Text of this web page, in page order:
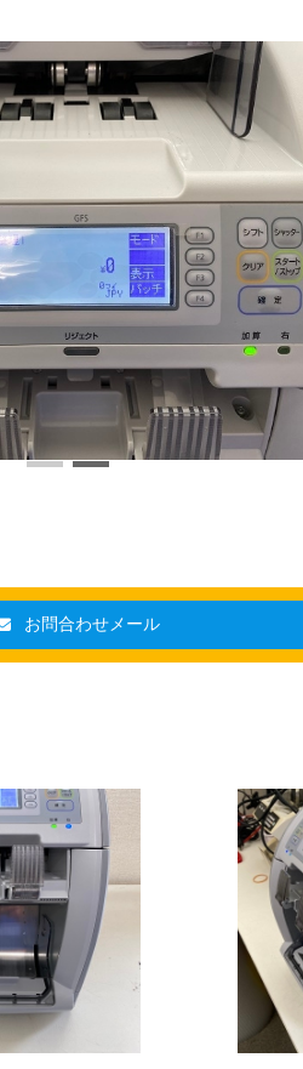
お問合わせメール